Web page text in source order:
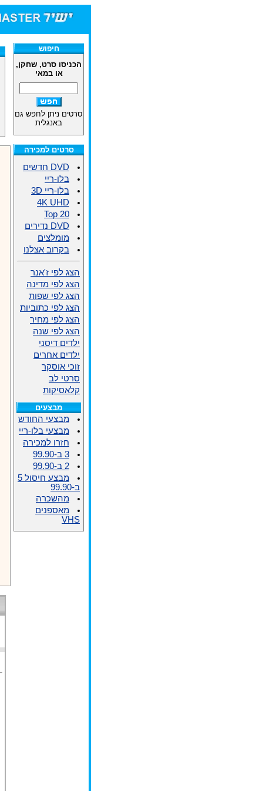
חיפוש
הכניסו סרט, שחקן,
או במאי
סרטים ניתן לחפש גם
באנגלית
סרטים למכירה
DVD חדשים
בלו-ריי
בלו-ריי 3D
4K UHD
Top 20
DVD נדירים
מומלצים
בקרוב אצלנו
הצג לפי ז'אנר
הצג לפי מדינה
הצג לפי שפות
הצג לפי כתוביות
הצג לפי מחיר
הצג לפי שנה
ילדים דיסני
ילדים אחרים
זוכי אוסקר
סרטי לב
קלאסיקות
מבצעים
מבצעי החודש
מבצעי בלו-ריי
חזרו למכירה
3 ב-99.90
2 ב-99.90
מבצע חיסול 5
ב-99.90
מהשכרה
מאספנים
VHS